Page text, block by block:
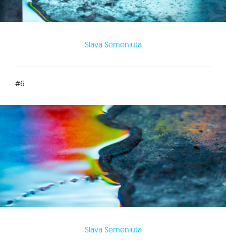
Slava Semeniuta
#6
Slava Semeniuta